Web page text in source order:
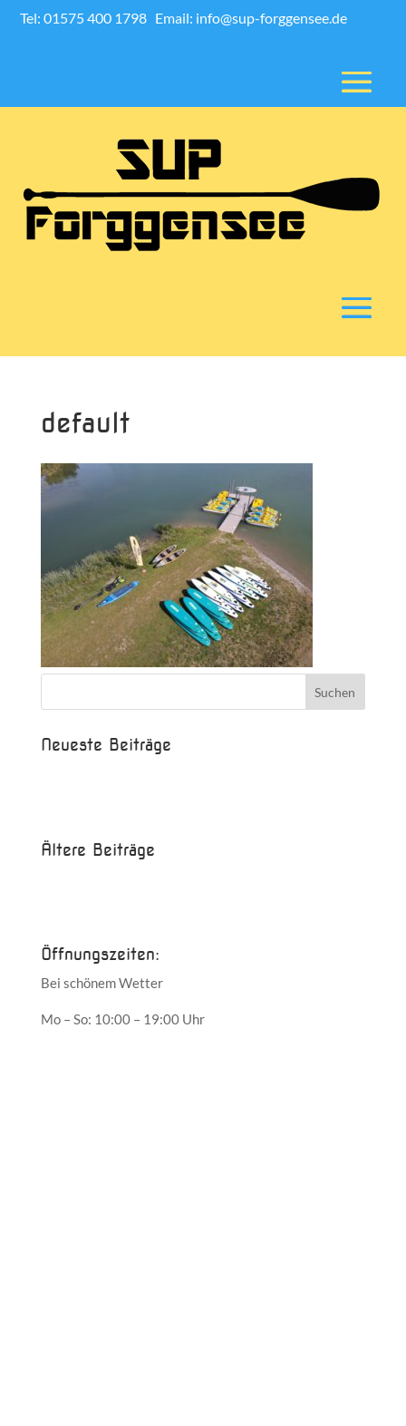
Tel: 01575 400 1798 Email: info@sup-forggensee.de
default
Neueste Beiträge
Ältere Beiträge
Öffnungszeiten:
Bei schönem Wetter
Mo – So: 10:00 – 19:00 Uhr